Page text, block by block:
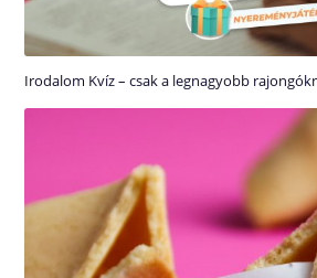
Irodalom Kvíz – csak a legnagyobb